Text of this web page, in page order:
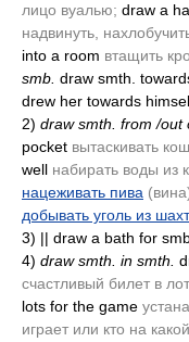
лицо вуалью; draw a
надвинуть,
into a room втащить
smb. draw smth.
drew her towards
2) draw smth. from /out
pocket вытаскивать
well набирать воды из
нацеживать пива
добывать уголь из
3) || draw a bath for
4) draw smth. in smth.
счастливый билет в
lots for the game
играет или кто на